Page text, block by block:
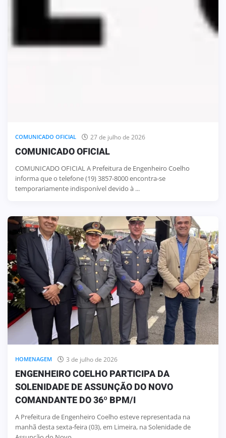
COMUNICADO OFICIAL 27 de julho de 2026
COMUNICADO OFICIAL
COMUNICADO OFICIAL A Prefeitura de Engenheiro Coelho
informa que o telefone (19) 3857-8000 encontra-se
temporariamente indisponível devido à ...
HOMENAGEM 3 de julho de 2026
ENGENHEIRO COELHO PARTICIPA DA
SOLENIDADE DE ASSUNÇÃO DO NOVO
COMANDANTE DO 36º BPM/I
A Prefeitura de Engenheiro Coelho esteve representada na
manhã desta sexta-feira (03), em Limeira, na Solenidade de